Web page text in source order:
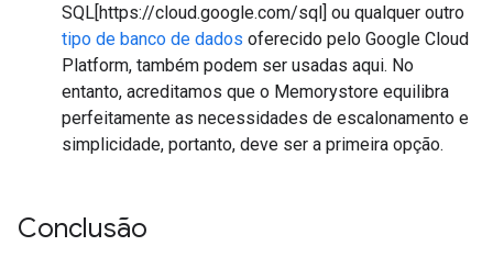
SQL[https://cloud.google.com/sql] ou qualquer outro
tipo de banco de dados oferecido pelo Google Cloud
Platform, também podem ser usadas aqui. No
entanto, acreditamos que o Memorystore equilibra
perfeitamente as necessidades de escalonamento e
simplicidade, portanto, deve ser a primeira opção.
Conclusão